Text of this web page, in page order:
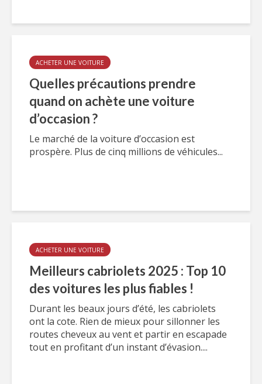
ACHETER UNE VOITURE
Quelles précautions prendre
quand on achète une voiture
d’occasion ?
Le marché de la voiture d’occasion est
prospère. Plus de cinq millions de véhicules...
ACHETER UNE VOITURE
Meilleurs cabriolets 2025 : Top 10
des voitures les plus fiables !
Durant les beaux jours d’été, les cabriolets
ont la cote. Rien de mieux pour sillonner les
routes cheveux au vent et partir en escapade
tout en profitant d’un instant d’évasion....